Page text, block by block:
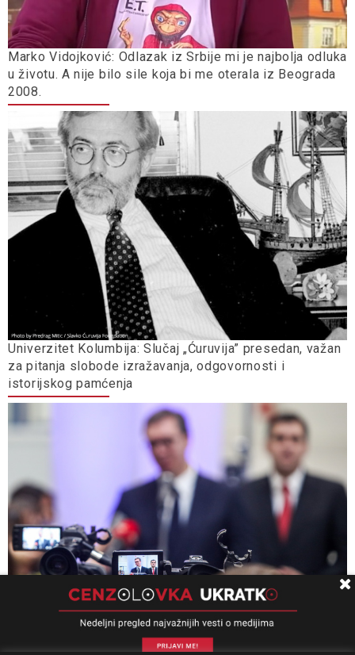
Marko Vidojković: Odlazak iz Srbije mi je najbolja odluka
u životu. A nije bilo sile koja bi me oterala iz Beograda
2008.
Univerzitet Kolumbija: Slučaj „Ćuruvija” presedan, važan
za pitanja slobode izražavanja, odgovornosti i
istorijskog pamćenja
Ministarstvo informisanja, opštine i gradovi ne